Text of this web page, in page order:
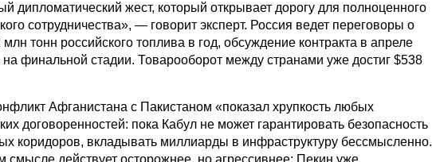
дипломатический жест, который открывает дорогу для полноценного
сотрудничества», — говорит эксперт. Россия ведет переговоры о
млн тонн российского топлива в год, обсуждение контракта в апреле
на финальной стадии. Товарооборот между странами уже достиг $538
Афганистана с Пакистаном «показал хрупкость любых
договоренностей: пока Кабул не может гарантировать безопасность
коридоров, вкладывать миллиарды в инфраструктуру бессмысленно.